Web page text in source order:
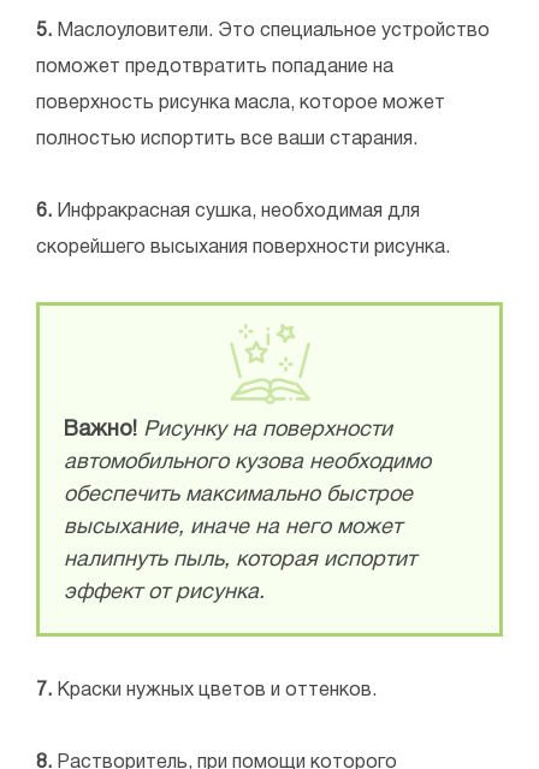
5. Маслоуловители. Это специальное устройство
поможет предотвратить попадание на
поверхность рисунка масла, которое может
полностью испортить все ваши старания.
6. Инфракрасная сушка, необходимая для
скорейшего высыхания поверхности рисунка.
Важно! Рисунку на поверхности
автомобильного кузова необходимо
обеспечить максимально быстрое
высыхание, иначе на него может
налипнуть пыль, которая испортит
эффект от рисунка.
7. Краски нужных цветов и оттенков.
8. Растворитель, при помощи которого